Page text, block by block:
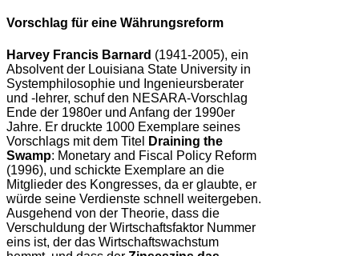
Vorschlag für eine Währungsreform
Harvey Francis Barnard (1941-2005), ein
Absolvent der Louisiana State University in
Systemphilosophie und Ingenieursberater
und -lehrer, schuf den NESARA-Vorschlag
Ende der 1980er und Anfang der 1990er
Jahre. Er druckte 1000 Exemplare seines
Vorschlags mit dem Titel
Draining the
Swamp: Monetary and Fiscal Policy Reform
(1996), und schickte Exemplare an die
Mitglieder des Kongresses, da er glaubte, er
würde seine Verdienste schnell weitergeben.
Ausgehend von der Theorie, dass die
Verschuldung der Wirtschaftsfaktor Nummer
eins ist, der das Wirtschaftswachstum